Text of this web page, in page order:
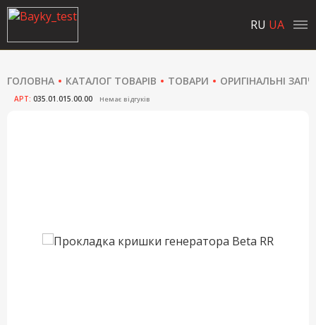
RU UA
ГОЛОВНА КАТАЛОГ ТОВАРІВ ТОВАРИ ОРИГІНАЛЬНІ
АРТ: 035.01.015.00.00 Немає відгуків